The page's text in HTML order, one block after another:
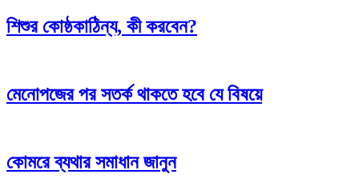
শিশুর কোষ্ঠকাঠিন্য, কী করবেন?
মেনোপজের পর সতর্ক থাকতে হবে যে বিষয়ে
কোমরে ব্যথার সমাধান জানুন